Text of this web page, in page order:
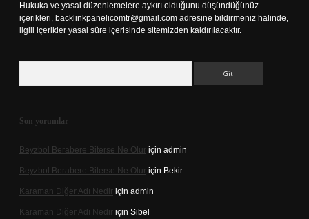
Hukuka ve yasal düzenlemelere aykırı olduğunu düşündüğünüz
içerikleri, backlinkpanelicomtr@gmail.com adresine bildirmeniz halinde,
ilgili içerikler yasal süre içerisinde sitemizden kaldırılacaktır.
Son yorumlar
Beyzbol Berabere Biterse Ne Olur için admin
Beyzbol Berabere Biterse Ne Olur için Bekir
Karaman Diğer Adı Nedir için admin
Karaman Diğer Adı Nedir için Sibel